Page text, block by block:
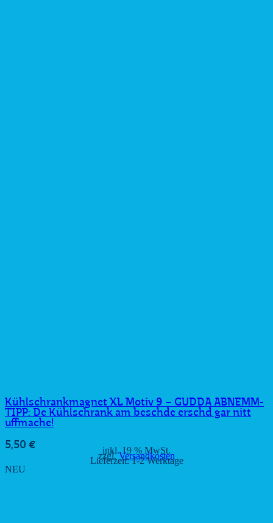
Kühlschrankmagnet XL Motiv 9 – GUDDA ABNEMM-
TIPP: De Kühlschrank am beschde erschd gar nitt
uffmache!
5,50 € inkl. 19 % MwSt.
zzgl.Versandkosten
Lieferzeit:1-2 Werktage
NEU